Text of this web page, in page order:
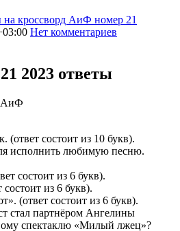
на кроссворд АиФ номер 21
Нет комментариев
2023 ответы
(ответ состоит из 10 букв).
исполнить любимую песню.
состоит из 6 букв).
из 6 букв).
(ответ состоит из 6 букв).
стал партнёром Ангелины
спектаклю «Милый лжец»?